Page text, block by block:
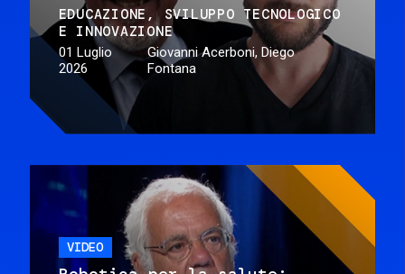
EDUCAZIONE
SVILUPPO TECNOLOGICO
E INNOVAZIONE
01 Luglio
2026
Giovanni Acerboni, Diego
Fontana
VIDEO